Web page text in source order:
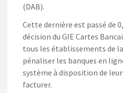
(DAB).
Cette dernière est passé de
décision du GIE Cartes
tous les établissements de
pénaliser les banques en
système à disposition de
facturer.